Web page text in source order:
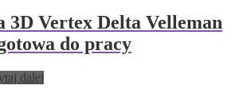
3D Vertex Delta Velleman
do pracy
dalej